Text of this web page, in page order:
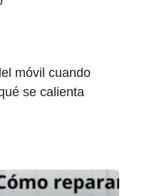
móvil cuando
se calienta